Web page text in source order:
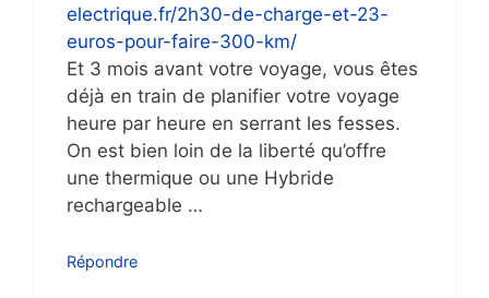
electrique.fr/2h30-de-charge-et-23-
euros-pour-faire-300-km/
Et 3 mois avant votre voyage, vous êtes
déjà en train de planifier votre voyage
heure par heure en serrant les fesses.
On est bien loin de la liberté qu’offre
une thermique ou une Hybride
rechargeable …
Répondre